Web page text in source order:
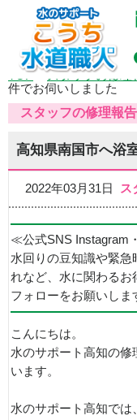
TOP>スタッフの修理
件でお伺いしました
スタッフの修理報告
高知県南国市へ浴
2022年03月31日 ス
≪公式SNS Instagram
水回りの豆知識や緊急
れなど、水に関わる
フォローをお願いしま
こんにちは。
水のサポート高知の
います。
水のサポート高知で